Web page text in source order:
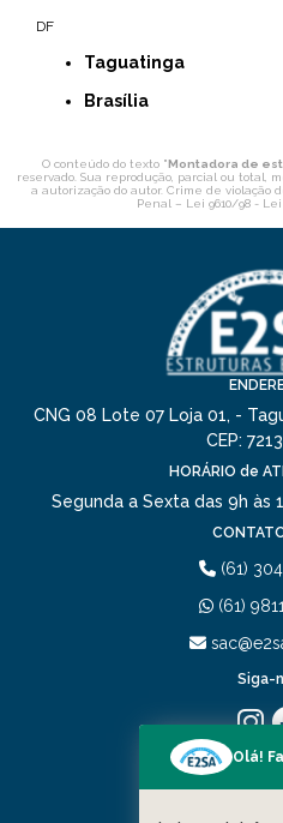
DF
Taguatinga
Brasília
O conteúdo do texto "Montadora de
reservado. Sua reprodução, parcial ou total,
a autorização do autor. Crime de violação
Penal – Lei 9610/98 -
CNG 08 Lote 07 Loja 01, -
CEP:
HORÁRIO de
Segunda a Sexta das 9h às
(61)
(61)
Siga-
Olá!